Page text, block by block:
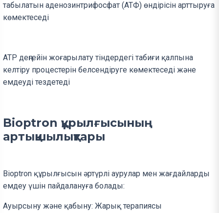
табылатын аденозинтрифосфат (АТФ) өндірісін арттыруға
көмектеседі
ATP деңгейін жоғарылату тіндердегі табиғи қалпына
келтіру процестерін белсендіруге көмектеседі және
емдеуді тездетеді
Bioptron құрылғысының
артықшылықтары
Bioptron құрылғысын әртүрлі аурулар мен жағдайларды
емдеу үшін пайдалануға болады:
Ауырсыну және қабыну: Жарық терапиясы